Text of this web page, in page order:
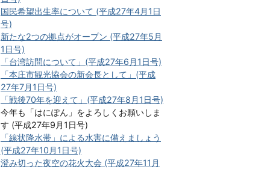
国民希望出生率について (平成27年4月1日
号)
新たな2つの拠点がオープン (平成27年5月
1日号)
「台湾訪問について」(平成27年6月1日号)
「本庄市観光協会の新会長として」(平成
27年7月1日号)
「戦後70年を迎えて」(平成27年8月1日号)
今年も「はにぽん」をよろしくお願いしま
す (平成27年9月1日号)
「線状降水帯」による水害に備えましょう
(平成27年10月1日号)
澄み切った夜空の花火大会 (平成27年11月